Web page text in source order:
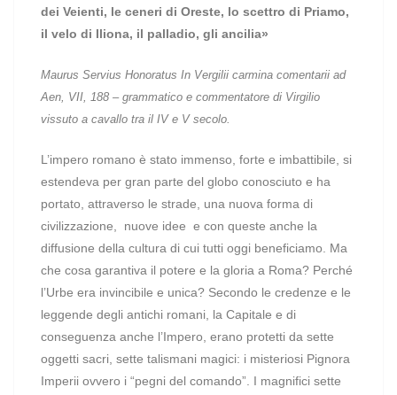
dei Veienti, le ceneri di Oreste, lo scettro di Priamo,
il velo di Iliona, il palladio, gli ancilia»
Maurus Servius Honoratus In Vergilii carmina comentarii ad
Aen, VII, 188 – grammatico e commentatore di Virgilio
vissuto a cavallo tra il IV e V secolo.
L’impero romano è stato immenso, forte e imbattibile, si
estendeva per gran parte del globo conosciuto e ha
portato, attraverso le strade, una nuova forma di
civilizzazione, nuove idee e con queste anche la
diffusione della cultura di cui tutti oggi beneficiamo. Ma
che cosa garantiva il potere e la gloria a Roma? Perché
l’Urbe era invincibile e unica? Secondo le credenze e le
leggende degli antichi romani, la Capitale e di
conseguenza anche l’Impero, erano protetti da sette
oggetti sacri, sette talismani magici: i misteriosi Pignora
Imperii ovvero i “pegni del comando”. I magnifici sette